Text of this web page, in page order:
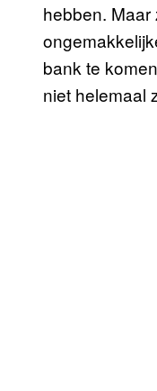
hebben.
bank te
niet helemaal